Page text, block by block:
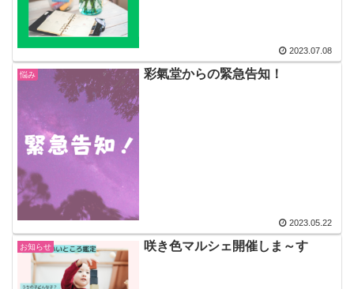
2023.07.08
悩み 彩氣堂からの緊急告知！
2023.05.22
お知らせ 咲き色マルシェ開催しま～す